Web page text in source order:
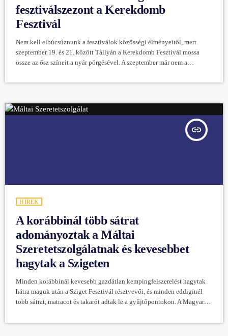
fesztiválszezont a Kerekdomb
Fesztivál
Nem kell elbúcsúznunk a fesztiválok közösségi élményeitől, mert
szeptember 19. és 21. között Tállyán a Kerekdomb Fesztivál mossa
össze az ősz színeit a nyár pörgésével. A szeptember már nem a
szüreti időszakban finom borokkal, a legjobb koncertekkel és színházi
következő évre. Tállya immár 10. alkalommal várja az érdeklődőket,
hogy a szeptemberi hétvégét olyan […]
insert_link
HÍREK
A korábbinál több sátrat
adományoztak a Máltai
Szeretetszolgálatnak és kevesebbet
hagytak a Szigeten
Minden korábbinál kevesebb gazdátlan kempingfelszerelést hagytak
hátra maguk után a Sziget Fesztivál résztvevői, és minden eddiginél
több sátrat, matracot és takarót adtak le a gyűjtőpontokon. A Magyar
fesztivál közönsége által hazavinni nem kívánt felszereléseket, ezeket